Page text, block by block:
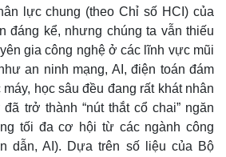
lực chung (theo Chỉ số HCI) của
đáng kể, nhưng chúng ta vẫn thiếu
gia công nghệ ở các lĩnh vực mũi
an ninh mạng, AI, điện toán đám
học sâu đều đang rất khát nhân
trở thành “nút thắt cổ chai” ngăn
tối đa cơ hội từ các ngành công
dẫn, AI). Dựa trên số liệu của Bộ